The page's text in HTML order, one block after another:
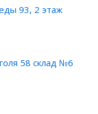
93, 2 этаж
58 склад №6